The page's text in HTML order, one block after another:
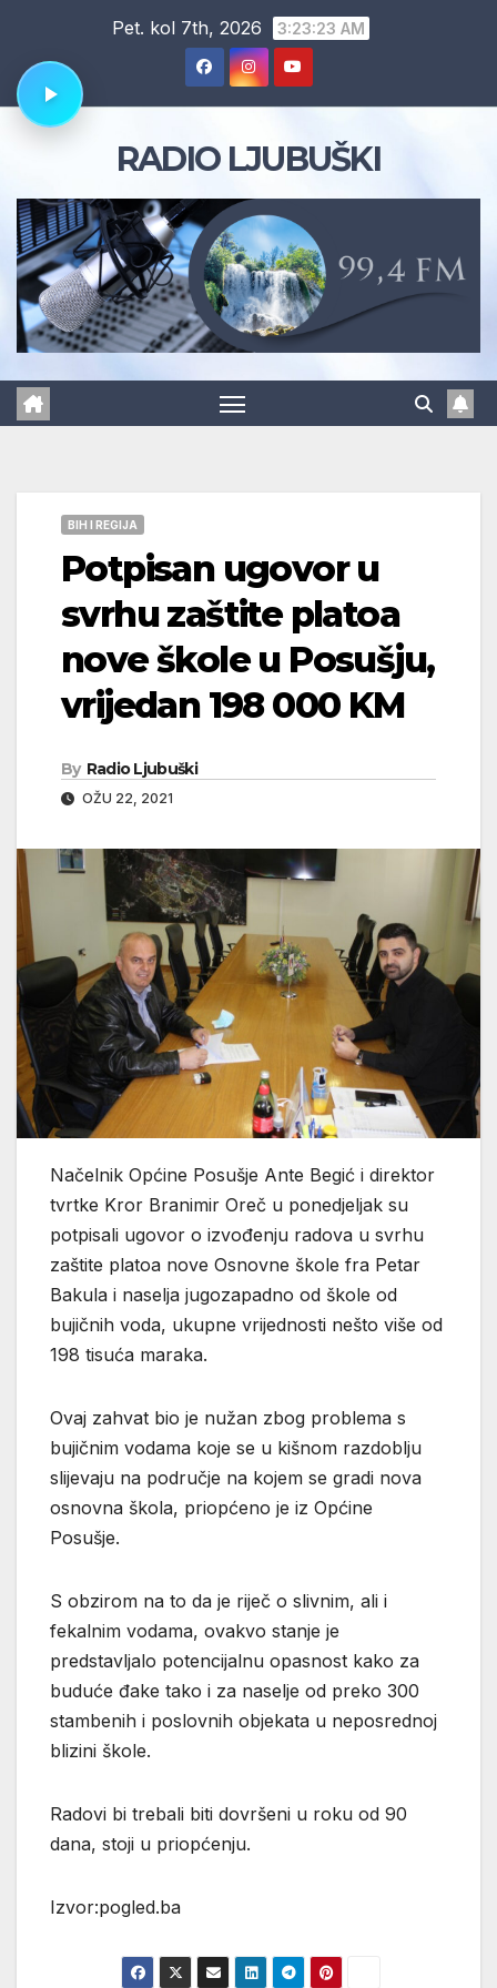
content
Pet. kol 7th, 2026 3:23:24 AM
RADIO LJUBUŠKI
BIH I REGIJA
Potpisan ugovor u
svrhu zaštite platoa
nove škole u Posušju,
vrijedan 198 000 KM
By Radio Ljubuški
OŽU 22, 2021
Načelnik Općine Posušje Ante Begić i direktor
tvrtke Kror Branimir Oreč u ponedjeljak su
potpisali ugovor o izvođenju radova u svrhu
zaštite platoa nove Osnovne škole fra Petar
Bakula i naselja jugozapadno od škole od
bujičnih voda, ukupne vrijednosti nešto više od
198 tisuća maraka.
Ovaj zahvat bio je nužan zbog problema s
bujičnim vodama koje se u kišnom razdoblju
slijevaju na područje na kojem se gradi nova
osnovna škola, priopćeno je iz Općine
Posušje.
S obzirom na to da je riječ o slivnim, ali i
fekalnim vodama, ovakvo stanje je
predstavljalo potencijalnu opasnost kako za
buduće đake tako i za naselje od preko 300
stambenih i poslovnih objekata u neposrednoj
blizini škole.
Radovi bi trebali biti dovršeni u roku od 90
dana, stoji u priopćenju.
Izvor:pogled.ba